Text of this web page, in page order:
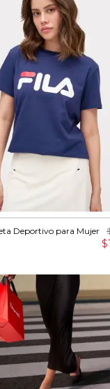
Deportivo para Mujer